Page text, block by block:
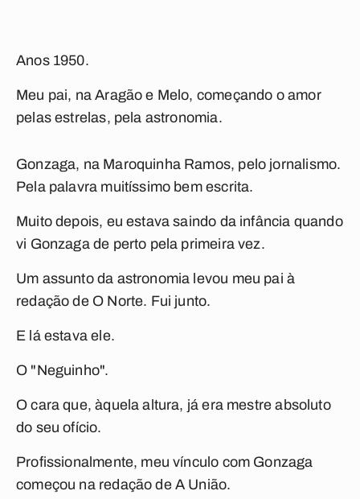
Anos 1950.
Meu pai, na Aragão e Melo, começando o amor
pelas estrelas, pela astronomia.
Gonzaga, na Maroquinha Ramos, pelo jornalismo.
Pela palavra muitíssimo bem escrita.
Muito depois, eu estava saindo da infância quando
vi Gonzaga de perto pela primeira vez.
Um assunto da astronomia levou meu pai à
redação de O Norte. Fui junto.
E lá estava ele.
O "Neguinho".
O cara que, àquela altura, já era mestre absoluto
do seu ofício.
Profissionalmente, meu vínculo com Gonzaga
começou na redação de A União.